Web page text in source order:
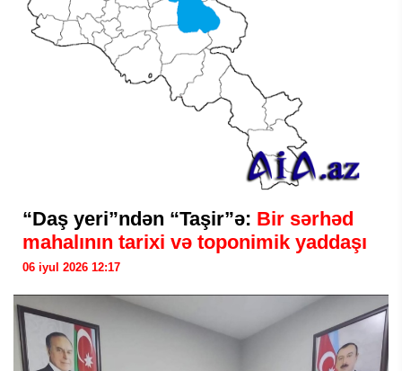
“Daş yeri”ndən “Taşir”ə: Bir sərhəd
mahalının tarixi və toponimik yaddaşı
06 iyul 2026 12:17